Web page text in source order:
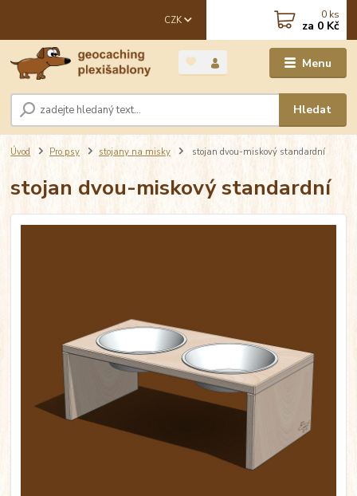
Menu
CZK
Hledat
0 ks
za 0 Kč
Úvod Pro psy stojany na misky stojan dvou-miskový standardní
stojan dvou-miskový standardní